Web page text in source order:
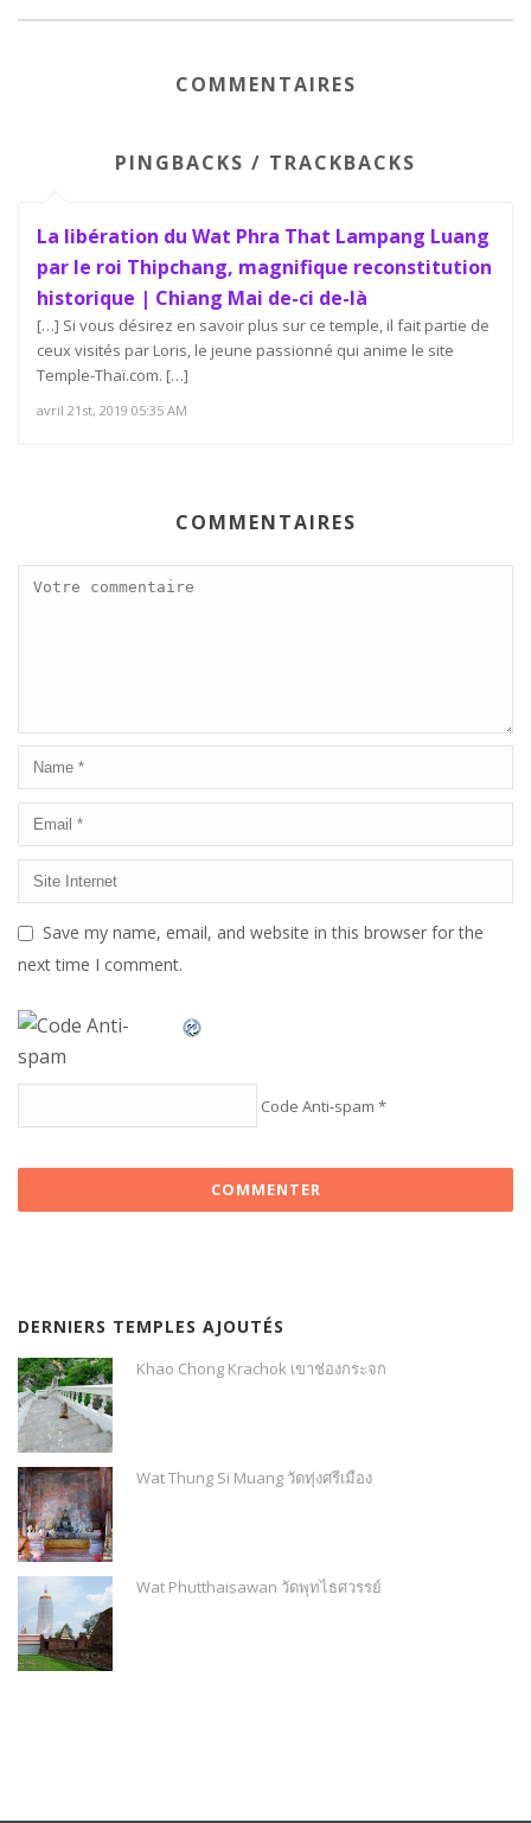
COMMENTAIRES
PINGBACKS / TRACKBACKS
La libération du Wat Phra That Lampang Luang
par le roi Thipchang, magnifique reconstitution
historique | Chiang Mai de-ci de-là
[…] Si vous désirez en savoir plus sur ce temple, il fait partie de
ceux visités par Loris, le jeune passionné qui anime le site
Temple-Thaï.com. […]
avril 21st, 2019 05:35 AM
COMMENTAIRES
Save my name, email, and website in this browser for the
next time I comment.
Code Anti-spam *
DERNIERS TEMPLES AJOUTÉS
Khao Chong Krachok เขาช่องกระจก
Wat Thung Si Muang วัดทุ่งศรีเมือง
Wat Phutthaisawan วัดพุทไธศวรรย์